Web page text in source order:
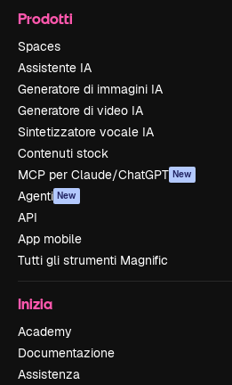
Prodotti
Spaces
Assistente IA
Generatore di immagini IA
Generatore di video IA
Sintetizzatore vocale IA
Contenuti stock
MCP per Claude/ChatGPT New
Agenti New
API
App mobile
Tutti gli strumenti Magnific
Inizia
Academy
Documentazione
Assistenza